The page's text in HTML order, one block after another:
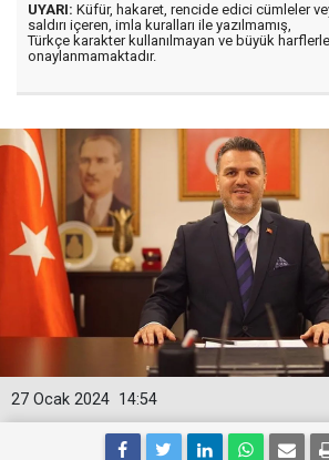
UYARI: Küfür, hakaret, rencide edici cümleler
saldırı içeren, imla kuralları ile yazılmamış,
Türkçe karakter kullanılmayan ve büyük
onaylanmamaktadır.
14:54
27 Ocak 2024